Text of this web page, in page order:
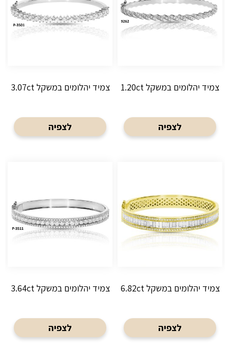
צמיד יהלומים במשקל 1.20ct
לצפיה
צמיד יהלומים במשקל 3.07ct
לצפיה
צמיד יהלומים במשקל 6.82ct
לצפיה
צמיד יהלומים במשקל 3.64ct
לצפיה